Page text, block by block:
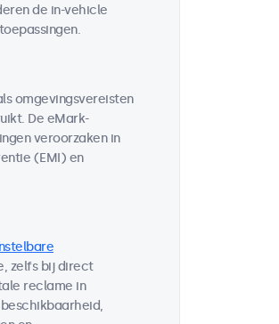
de in-vehicle
omgevingsvereisten
De eMark-
veroorzaken in
(EMI) en
zelfs bij direct
reclame in